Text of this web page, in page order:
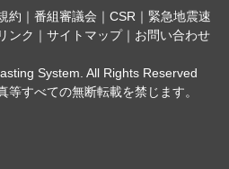
約 ｜ 番組審議会 ｜ CSR｜ 緊急地震速
リンク ｜ サイトマップ｜ お問い合わせ
System. All Rights Reserved
等すべての無断転載を禁じます。